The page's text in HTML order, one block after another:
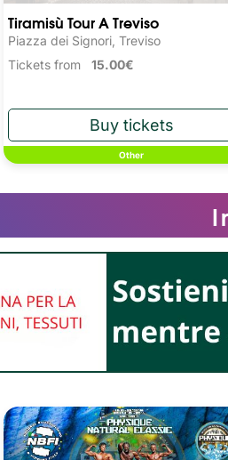
Tiramisù Tour A Treviso
Piazza dei Signori, Treviso
Tickets from 15.00€
Other